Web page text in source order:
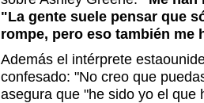
"La gente suele pensar que
rompe, pero eso también me
Además el intérprete
confesado: "No creo que
asegura que "he sido yo el que